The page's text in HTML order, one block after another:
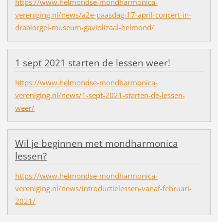
vereniging.nl/news/a2e-paasdag-17-april-concert-in-
draaiorgel-museum-gaviolizaal-helmond/
1 sept 2021 starten de lessen weer!
https://www.helmondse-mondharmonica-
vereniging.nl/news/1-sept-2021-starten-de-lessen-
weer/
Wil je beginnen met mondharmonica
lessen?
https://www.helmondse-mondharmonica-
vereniging.nl/news/introductielessen-vanaf-februari-
2021/